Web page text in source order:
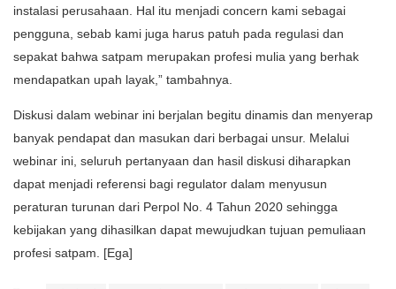
instalasi perusahaan. Hal itu menjadi concern kami sebagai
pengguna, sebab kami juga harus patuh pada regulasi dan
sepakat bahwa satpam merupakan profesi mulia yang berhak
mendapatkan upah layak,” tambahnya.
Diskusi dalam webinar ini berjalan begitu dinamis dan menyerap
banyak pendapat dan masukan dari berbagai unsur. Melalui
webinar ini, seluruh pertanyaan dan hasil diskusi diharapkan
dapat menjadi referensi bagi regulator dalam menyusun
peraturan turunan dari Perpol No. 4 Tahun 2020 sehingga
kebijakan yang dihasilkan dapat mewujudkan tujuan pemuliaan
profesi satpam. [Ega]